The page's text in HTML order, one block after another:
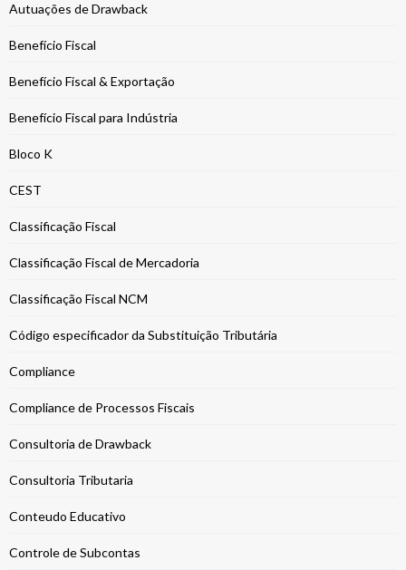
Autuações de Drawback
Benefício Fiscal
Benefício Fiscal & Exportação
Benefício Fiscal para Indústria
Bloco K
CEST
Classificação Fiscal
Classificação Fiscal de Mercadoria
Classificação Fiscal NCM
Código especificador da Substituição Tributária
Compliance
Compliance de Processos Fiscais
Consultoria de Drawback
Consultoria Tributaria
Conteudo Educativo
Controle de Subcontas